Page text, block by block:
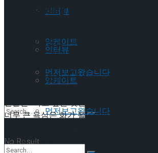
인터뷰
앙케이트
먼저보고왔습니다
No Result
Trending Tags
인터뷰
앙케이트
먼저보고왔습니다
해야 이 인물이 더 잘표현될까 인물적인 테
연출의 장한순은 “대본을 받고 멘붕이었다
많고, 칼싸움 장면도 너무 많았다. 안무를
도 너무 많았다.”며 움직일 수 없는 리딩 공
사이에서 치열하게 고민했다고. 그런 그를
연출은 “하고 싶은 것은 다 해라. 하지만 욕
너무 큰 욕심은 화가 될 수 있다.”라고 조언
공연을 완성할 수 있었다고 대답했다.